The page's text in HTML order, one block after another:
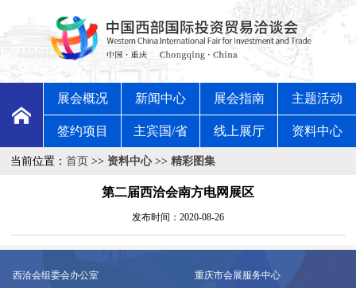
展会概况 新闻中心 展会指南 主题活动
签约项目 主宾国/省 线上展厅 资料中心
当前位置：首页 >> 资料中心 >> 精彩图集
第二届西洽会南方电网展区
发布时间：2020-08-26
西洽会组委会办公室 重庆市会展服务中心